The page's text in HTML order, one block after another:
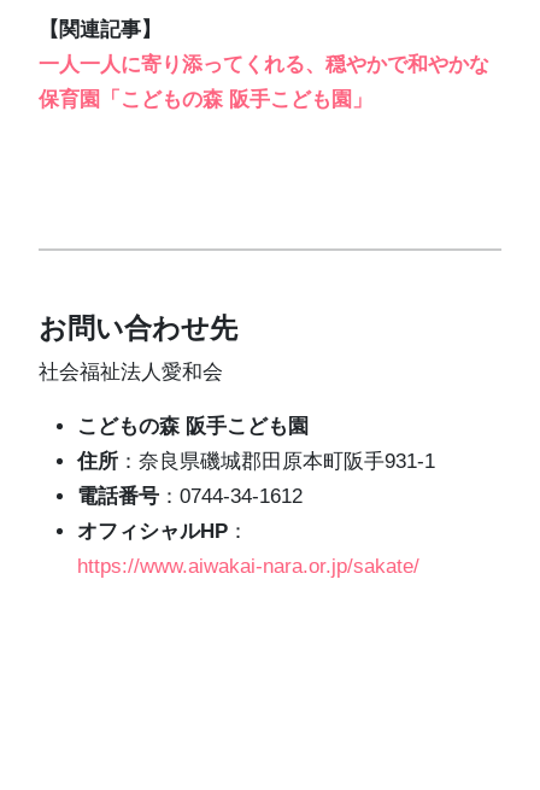
【関連記事】
一人一人に寄り添ってくれる、穏やかで和やかな
保育園「こどもの森 阪手こども園」
お問い合わせ先
社会福祉法人愛和会
こどもの森 阪手こども園
住所 ：奈良県磯城郡田原本町阪手931-1
電話番号 ：0744-34-1612
オフィシャルHP ：
https://www.aiwakai-nara.or.jp/sakate/